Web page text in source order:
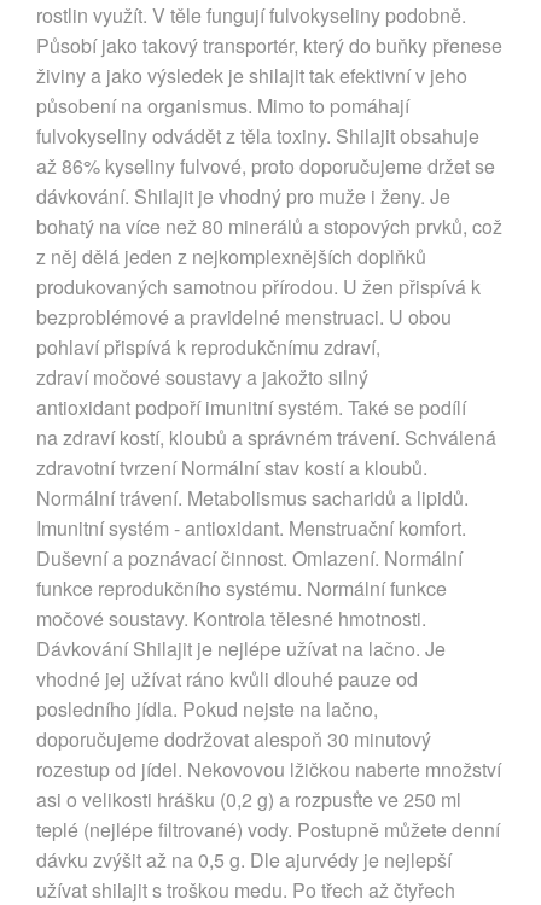
rostlin využít. V těle fungují fulvokyseliny podobně.
Působí jako takový transportér, který do buňky přenese
živiny a jako výsledek je shilajit tak efektivní v jeho
působení na organismus. Mimo to pomáhají
fulvokyseliny odvádět z těla toxiny. Shilajit obsahuje
až 86% kyseliny fulvové, proto doporučujeme držet se
dávkování. Shilajit je vhodný pro muže i ženy. Je
bohatý na více než 80 minerálů a stopových prvků, což
z něj dělá jeden z nejkomplexnějších doplňků
produkovaných samotnou přírodou. U žen přispívá k
bezproblémové a pravidelné menstruaci. U obou
pohlaví přispívá k reprodukčnímu zdraví,
zdraví močové soustavy a jakožto silný
antioxidant podpoří imunitní systém. Také se podílí
na zdraví kostí, kloubů a správném trávení. Schválená
zdravotní tvrzení Normální stav kostí a kloubů.
Normální trávení. Metabolismus sacharidů a lipidů.
Imunitní systém - antioxidant. Menstruační komfort.
Duševní a poznávací činnost. Omlazení. Normální
funkce reprodukčního systému. Normální funkce
močové soustavy. Kontrola tělesné hmotnosti.
Dávkování Shilajit je nejlépe užívat na lačno. Je
vhodné jej užívat ráno kvůli dlouhé pauze od
posledního jídla. Pokud nejste na lačno,
doporučujeme dodržovat alespoň 30 minutový
rozestup od jídel. Nekovovou lžičkou naberte množství
asi o velikosti hrášku (0,2 g) a rozpusťte ve 250 ml
teplé (nejlépe filtrované) vody. Postupně můžete denní
dávku zvýšit až na 0,5 g. Dle ajurvédy je nejlepší
užívat shilajit s troškou medu. Po třech až čtyřech